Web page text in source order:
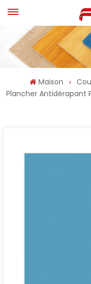
Maison
Plancher Antidérapant